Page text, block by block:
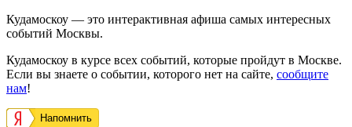
Кудамоскоу — это интерактивная афиша самых интересных
событий Москвы.
Кудамоскоу в курсе всех событий, которые пройдут в Москве.
Если вы знаете о событии, которого нет на сайте, сообщите
нам!
Напомнить